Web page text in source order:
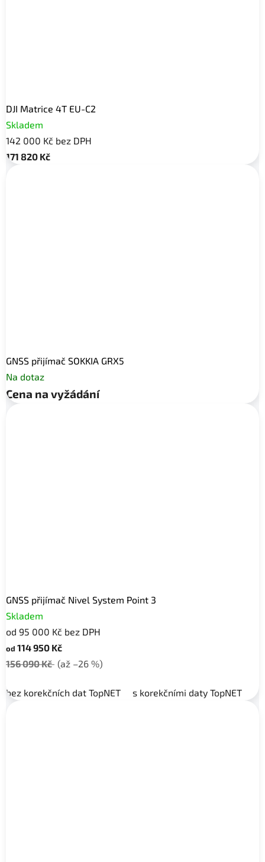
DJI Matrice 4T EU-C2
Skladem
142 000 Kč bez DPH
171 820 Kč
GNSS přijímač SOKKIA GRX5
Na dotaz
Cena na vyžádání
GNSS přijímač Nivel System Point 3
Skladem
od 95 000 Kč bez DPH
od 114 950 Kč
156 090 Kč (až –26 %)
bez korekčních dat TopNET s korekčními daty TopNET